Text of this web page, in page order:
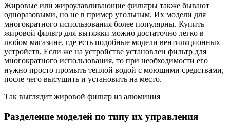
Жировые или жироулавливающие фильтры также бывают
одноразовыми, но не в пример угольным. Их модели для
многократного использования более популярны. Купить
жировой фильтр для вытяжки можно достаточно легко в
любом магазине, где есть подобные модели вентиляционных
устройств. Если же на устройстве установлен фильтр для
многократного использования, то при необходимости его
нужно просто промыть теплой водой с моющими средствами,
после чего высушить и установить на место.
Так выглядит жировой фильтр из алюминия
Разделение моделей по типу их управления